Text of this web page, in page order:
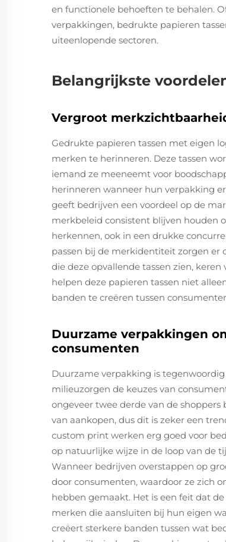
en functionele behoeften te behalen.
verpakkingen, bedrukte papieren
uiteenlopende sectoren.
Belangrijkste
Vergroot
Gedrukte papieren tassen met eigen
merken te herinneren. Deze tassen
iemand ze meeneemt voor
herinneren wanneer hun verpakking
geeft bedrijven een voordeel op de
merkbeleid consistent blijven houden
herkennen, ook in een drukke
passen bij de merkidentiteit zorgen er
die deze opvallende tassen zien,
helpen deze papieren tassen niet
banden te creëren tussen
Duurzame verpakkingen
consumenten
Duurzame verpakking is
milieuzorgen de keuzes van
ongeveer twee derde van de
van aankopen, dus dit is zeker een
custom print werken erg goed voor
op natuurlijke wijze in de loop van de
Wanneer bedrijven overstappen op
door consumenten, waardoor ze zich
hebben gemaakt. Het is een feit dat
merken die aansluiten bij hun eigen
creëert sterkere banden tussen wat